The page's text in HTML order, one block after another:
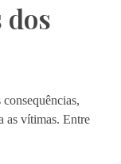
dos
as vítimas. Entre